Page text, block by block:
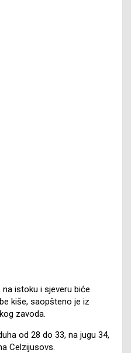
istoku i sjeveru biće
kiše, saopšteno je iz
zavoda.
od 28 do 33, na jugu 34,
Celzijusovs.